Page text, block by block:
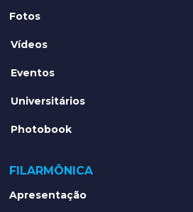
Fotos
Vídeos
Eventos
Universitários
Photobook
FILARMÔNICA
Apresentação